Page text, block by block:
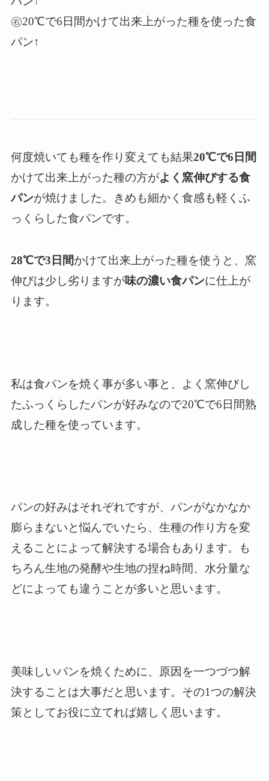
㊨20℃で6日間かけて出来上がった種を使った食
パン↑
何度焼いても種を作り変えても結果20℃で6日間
かけて出来上がった種の方がよく窯伸びする食
パンが焼けました。きめも細かく食感も軽くふ
っくらした食パンです。
28℃で3日間かけて出来上がった種を使うと、窯
伸びは少し劣りますが味の濃い食パンに仕上が
ります。
私は食パンを焼く事が多い事と、よく窯伸びし
たふっくらしたパンが好みなので20℃で6日間熟
成した種を使っています。
パンの好みはそれぞれですが、パンがなかなか
膨らまないと悩んでいたら、生種の作り方を変
えることによって解決する場合もあります。も
ちろん生地の発酵や生地の捏ね時間、水分量な
どによっても違うことが多いと思います。
美味しいパンを焼くために、原因を一つづつ解
決することは大事だと思います。その1つの解決
策としてお役に立てれば嬉しく思います。